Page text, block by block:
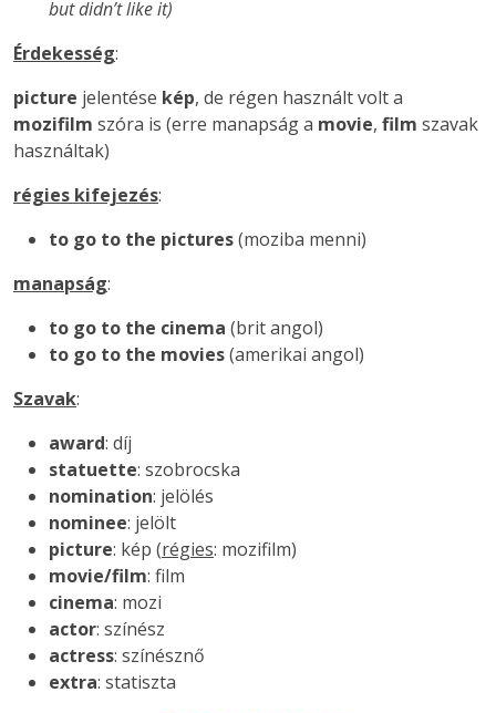
but didn’t like it)
Érdekesség:
picture jelentése kép, de régen használt volt a
mozifilm szóra is (erre manapság a movie, film szavak
használtak)
régies kifejezés:
to go to the pictures(moziba menni)
manapság:
to go to the cinema (brit angol)
to go to the movies(amerikai angol)
Szavak:
award: díj
statuette: szobrocska
nomination: jelölés
nominee: jelölt
picture: kép (régies: mozifilm)
movie/film: film
cinema: mozi
actor: színész
actress: színésznő
extra: statiszta